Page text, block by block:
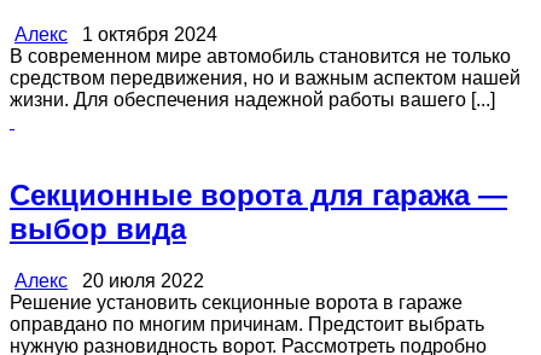
Алекс 1 октября 2024
В современном мире автомобиль становится не только
средством передвижения, но и важным аспектом нашей
жизни. Для обеспечения надежной работы вашего [...]
Секционные ворота для гаража —
выбор вида
Алекс 20 июля 2022
Решение установить секционные ворота в гараже
оправдано по многим причинам. Предстоит выбрать
нужную разновидность ворот. Рассмотреть подробно